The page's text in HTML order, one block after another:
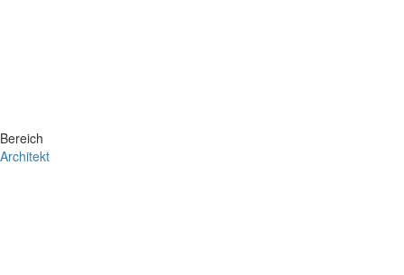
Bereich
Architekt